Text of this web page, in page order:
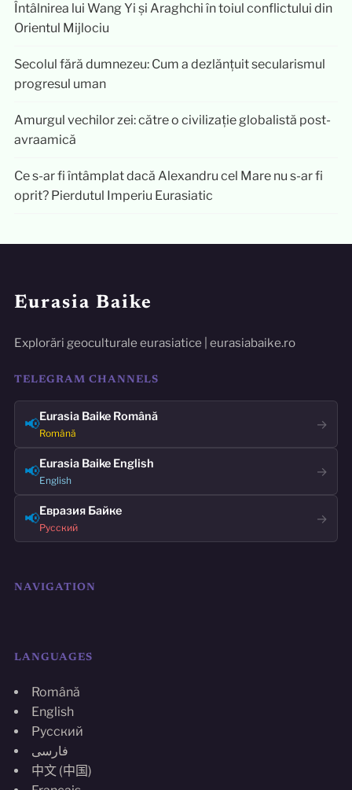
Întâlnirea lui Wang Yi și Araghchi în toiul conflictului din
Orientul Mijlociu
Secolul fără dumnezeu: Cum a dezlănțuit secularismul
progresul uman
Amurgul vechilor zei: către o civilizație globalistă post-
avraamică
Ce s-ar fi întâmplat dacă Alexandru cel Mare nu s-ar fi
oprit? Pierdutul Imperiu Eurasiatic
Eurasia Baike
Explorări geoculturale eurasiatice | eurasiabaike.ro
TELEGRAM CHANNELS
📢Eurasia Baike Română
Română
→
📢Eurasia Baike English
English
→
📢Евразия Байке
Русский
→
NAVIGATION
LANGUAGES
Română
English
Русский
فارسی
中文 (中国)